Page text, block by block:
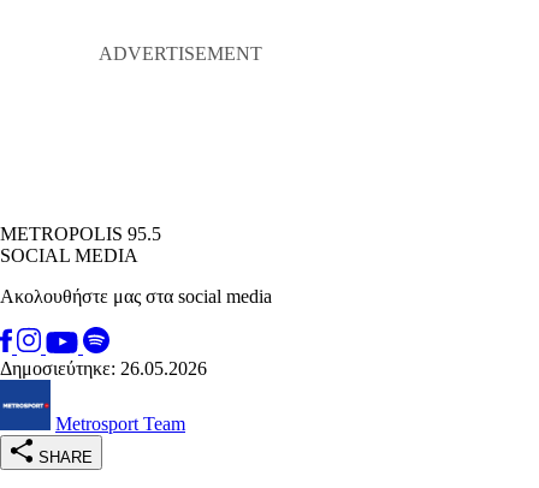
METROPOLIS 95.5
SOCIAL MEDIA
Ακολουθήστε μας στα social media
Δημοσιεύτηκε: 26.05.2026
Metrosport Team
SHARE